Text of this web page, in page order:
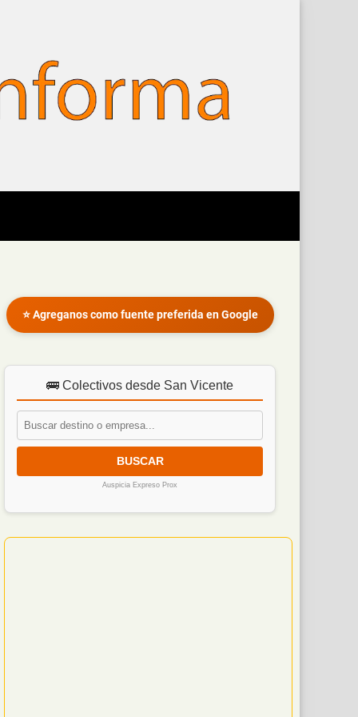
⭐ Agreganos como fuente preferida en Google
🚌 Colectivos desde San Vicente
BUSCAR
Auspicia Expreso Prox